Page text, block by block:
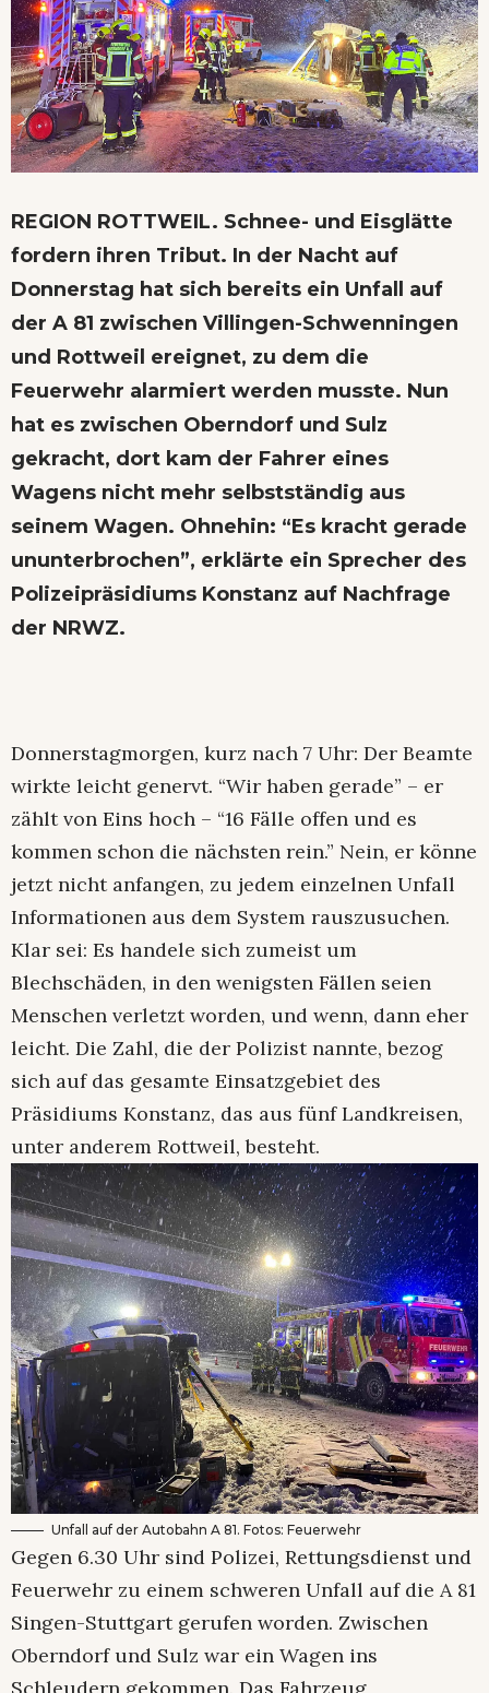
REGION ROTTWEIL. Schnee- und Eisglätte
fordern ihren Tribut. In der Nacht auf
Donnerstag hat sich bereits ein Unfall auf
der A 81 zwischen Villingen-Schwenningen
und Rottweil ereignet, zu dem die
Feuerwehr alarmiert werden musste. Nun
hat es zwischen Oberndorf und Sulz
gekracht, dort kam der Fahrer eines
Wagens nicht mehr selbstständig aus
seinem Wagen. Ohnehin: “Es kracht gerade
ununterbrochen”, erklärte ein Sprecher des
Polizeipräsidiums Konstanz auf Nachfrage
der NRWZ.
Donnerstagmorgen, kurz nach 7 Uhr: Der Beamte
wirkte leicht genervt. “Wir haben gerade” – er
zählt von Eins hoch – “16 Fälle offen und es
kommen schon die nächsten rein.” Nein, er könne
jetzt nicht anfangen, zu jedem einzelnen Unfall
Informationen aus dem System rauszusuchen.
Klar sei: Es handele sich zumeist um
Blechschäden, in den wenigsten Fällen seien
Menschen verletzt worden, und wenn, dann eher
leicht. Die Zahl, die der Polizist nannte, bezog
sich auf das gesamte Einsatzgebiet des
Präsidiums Konstanz, das aus fünf Landkreisen,
unter anderem Rottweil, besteht.
Unfall auf der Autobahn A 81. Fotos: Feuerwehr
Gegen 6.30 Uhr sind Polizei, Rettungsdienst und
Feuerwehr zu einem schweren Unfall auf die A 81
Singen-Stuttgart gerufen worden. Zwischen
Oberndorf und Sulz war ein Wagen ins
Schleudern gekommen. Das Fahrzeug